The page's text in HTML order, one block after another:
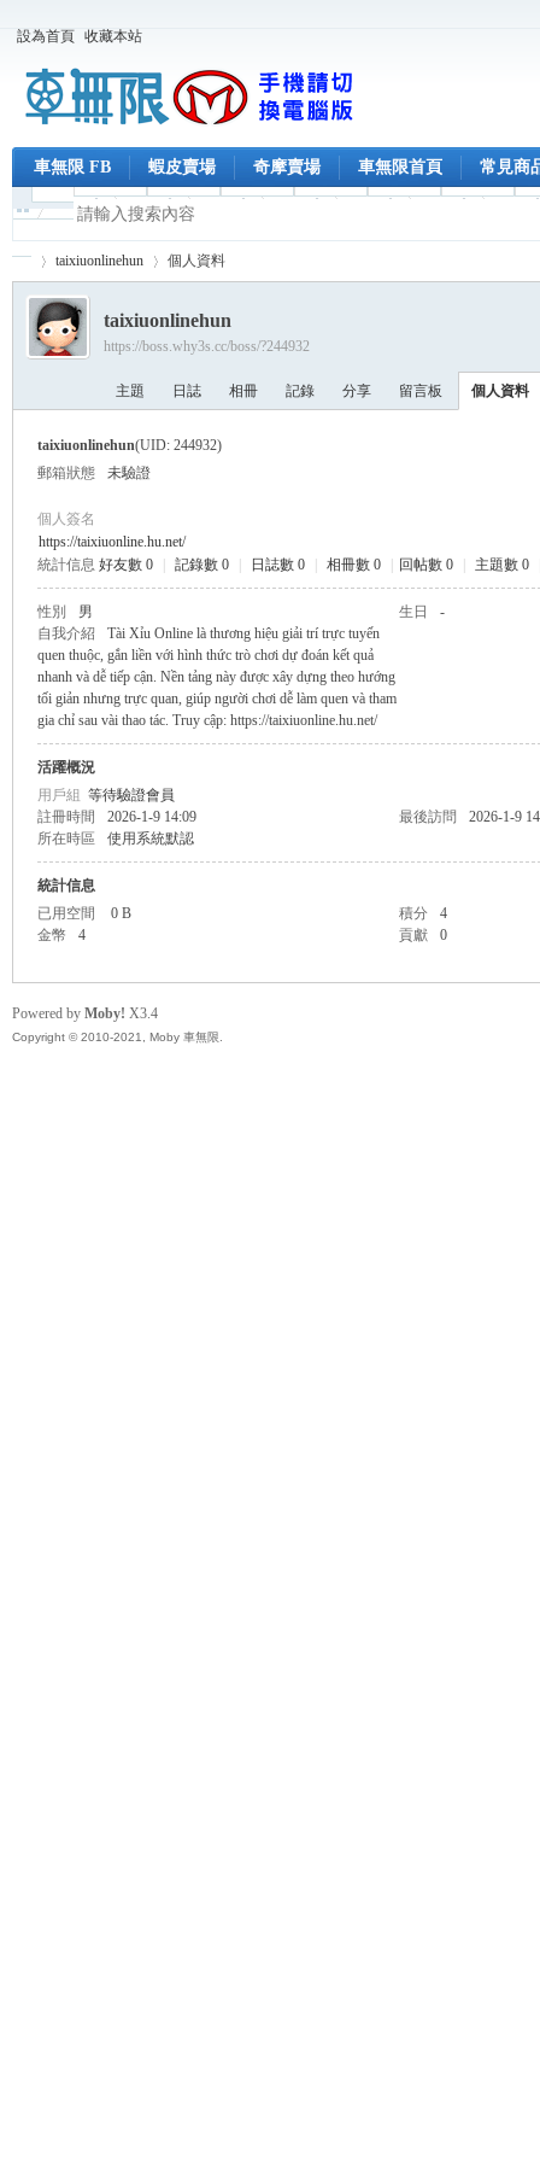
設為首頁 收藏本站
車無限 FB 蝦皮賣場 奇摩賣場 車無限首頁 常見商
›
taixiuonlinehun 個人資料
taixiuonlinehun
https://boss.why3s.cc/boss/?244932
主題 日誌 相冊 記錄 分享 留言板 個人資料
taixiuonlinehun(UID: 244932)
郵箱狀態
未驗證
個人簽名
https://taixiuonline.hu.net/
統計信息 好友數 0 記錄數 0 日誌數 0 相冊數 0 回帖數 0 主題數 0
性別 男 生日
-
自我介紹
Tài Xỉu Online là thương hiệu giải trí trực tuyến
quen thuộc, gắn liền với hình thức trò chơi dự đoán kết quả
nhanh và dễ tiếp cận. Nền tảng này được xây dựng theo hướng
tối giản nhưng trực quan, giúp người chơi dễ làm quen và tham
gia chỉ sau vài thao tác. Truy cập: https://taixiuonline.hu.net/
活躍概況
用戶組 等待驗證會員
註冊時間
2026-1-9 14:09 最後訪問
2026-1-9
所在時區
使用系統默認
統計信息
已用空間
0 B 積分
4
金幣
4 貢獻 0
Powered by Moby! X3.4
Copyright © 2010-2021, Moby 車無限.